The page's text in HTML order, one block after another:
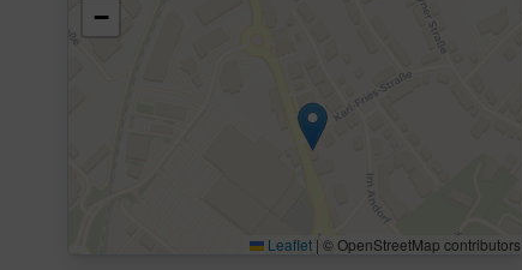
−
Leaflet | © OpenStreetMap contributors